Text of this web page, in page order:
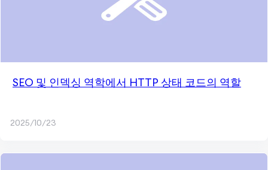
SEO 및 인덱싱 역학에서 HTTP 상태 코드의 역할
2025/10/23